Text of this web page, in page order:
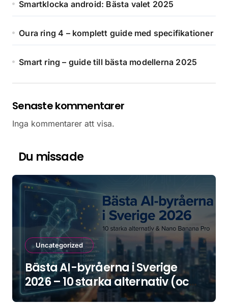
Smartklocka android: Bästa valet 2025
Oura ring 4 – komplett guide med specifikationer
Smart ring – guide till bästa modellerna 2025
Senaste kommentarer
Inga kommentarer att visa.
Du missade
Uncategorized
Bästa AI-byråerna i Sverige
2026 – 10 starka alternativ (och
hur du väljer rätt)